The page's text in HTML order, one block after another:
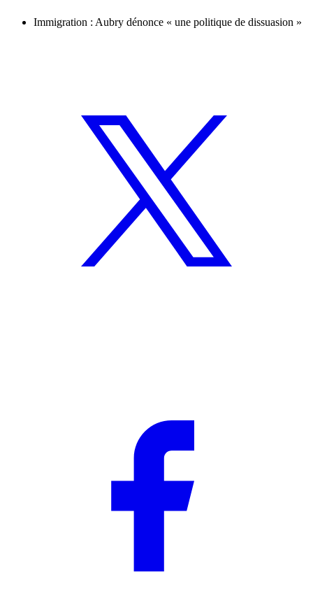
Immigration : Aubry dénonce « une politique de dissuasion »